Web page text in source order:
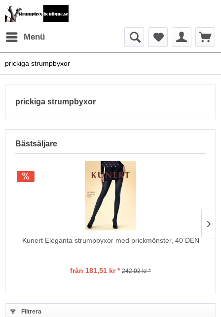
Menü
prickiga strumpbyxor
prickiga strumpbyxor
Bästsäljare
Kunert Eleganta strumpbyxor med prickmönster, 40 DEN
från 181,51 kr * 242,02 kr *
Filtrera